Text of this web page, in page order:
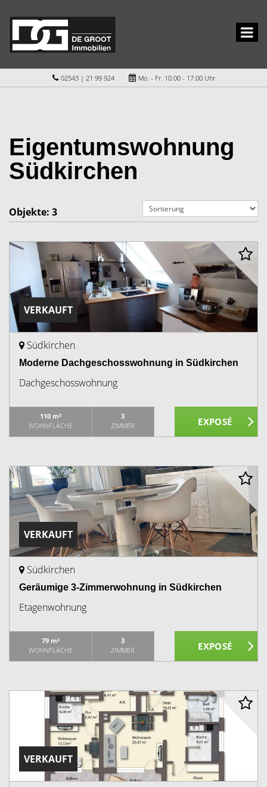
02543 | 21 99 924 Mo. - Fr. 10.00 - 17.00 Uhr
Eigentumswohnung
Südkirchen
Objekte: 3
VERKAUFT
Südkirchen
Moderne Dachgeschosswohnung in Südkirchen
Dachgeschosswohnung
110 m²
WOHNFLÄCHE
3
ZIMMER
VERKAUFT
Südkirchen
Geräumige 3-Zimmerwohnung in Südkirchen
Etagenwohnung
79 m²
WOHNFLÄCHE
3
ZIMMER
VERKAUFT